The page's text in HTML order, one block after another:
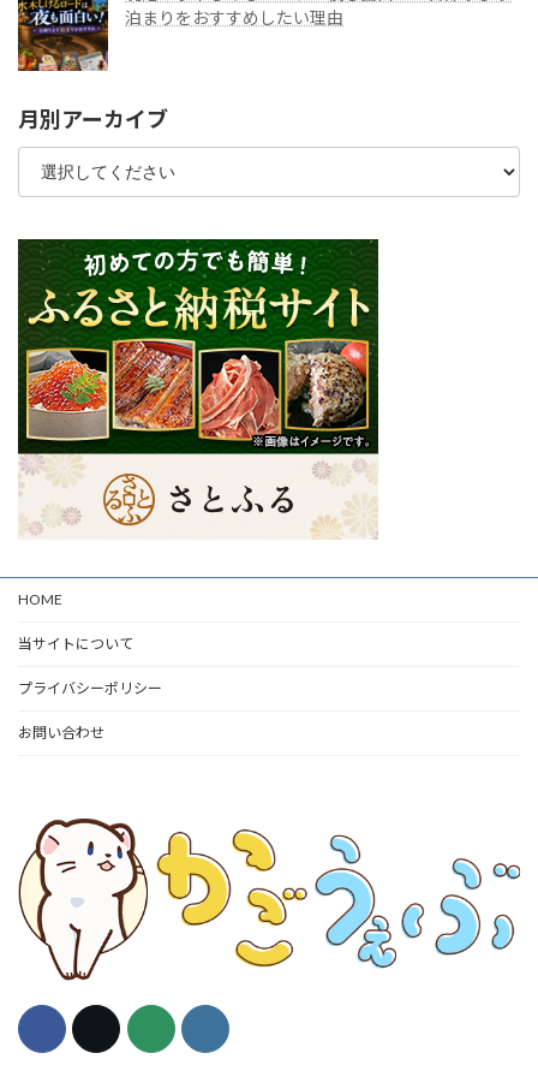
泊まりをおすすめしたい理由
月別アーカイブ
HOME
当サイトについて
プライバシーポリシー
お問い合わせ